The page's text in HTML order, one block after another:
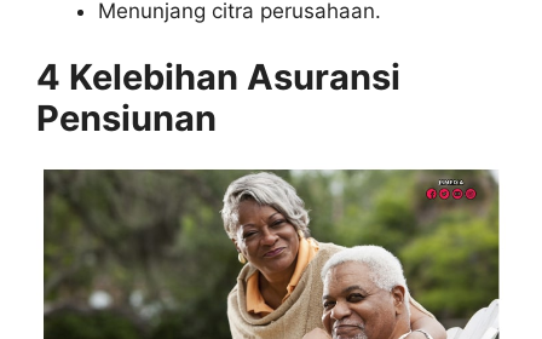
Menunjang citra perusahaan.
4 Kelebihan Asuransi
Pensiunan